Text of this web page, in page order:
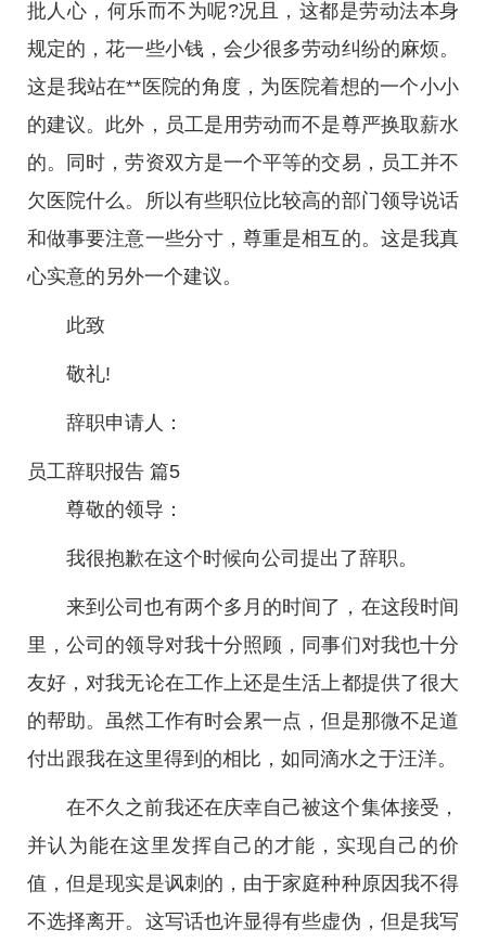
批人心，何乐而不为呢?况且，这都是劳动法本身
规定的，花一些小钱，会少很多劳动纠纷的麻烦。
这是我站在**医院的角度，为医院着想的一个小小
的建议。此外，员工是用劳动而不是尊严换取薪水
的。同时，劳资双方是一个平等的交易，员工并不
欠医院什么。所以有些职位比较高的部门领导说话
和做事要注意一些分寸，尊重是相互的。这是我真
心实意的另外一个建议。
此致
敬礼!
辞职申请人：
员工辞职报告 篇5
尊敬的领导：
我很抱歉在这个时候向公司提出了辞职。
来到公司也有两个多月的时间了，在这段时间
里，公司的领导对我十分照顾，同事们对我也十分
友好，对我无论在工作上还是生活上都提供了很大
的帮助。虽然工作有时会累一点，但是那微不足道
付出跟我在这里得到的相比，如同滴水之于汪洋。
在不久之前我还在庆幸自己被这个集体接受，
并认为能在这里发挥自己的才能，实现自己的价
值，但是现实是讽刺的，由于家庭种种原因我不得
不选择离开。这写话也许显得有些虚伪，但是我写